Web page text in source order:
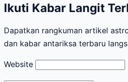
Ikuti Kabar Langit
Dapatkan rangkuman artikel
dan kabar antariksa terbaru
Website